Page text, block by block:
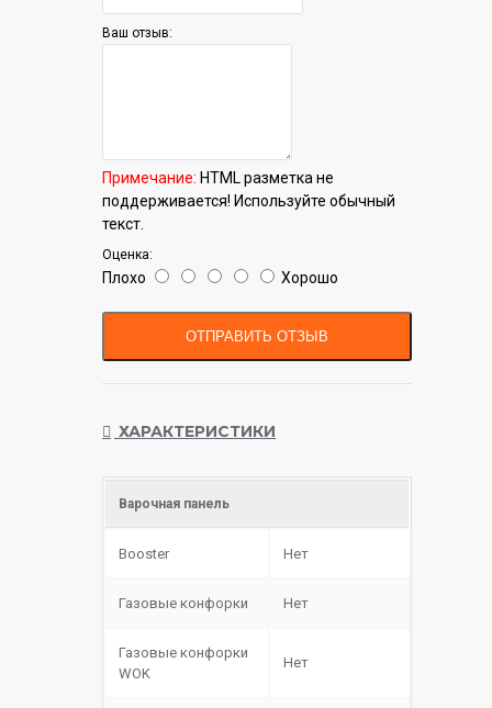
Ваш отзыв:
Примечание: HTML разметка не
поддерживается! Используйте обычный
текст.
Оценка:
Плохо Хорошо
ОТПРАВИТЬ ОТЗЫВ
ХАРАКТЕРИСТИКИ
Варочная панель
Booster Нет
Газовые конфорки Нет
Газовые конфорки
WOK
Нет